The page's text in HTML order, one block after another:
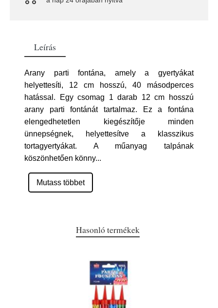
Leírás
Arany parti fontána, amely a gyertyákat
helyettesíti, 12 cm hosszú, 40 másodperces
hatással. Egy csomag 1 darab 12 cm hosszú
arany parti fontánát tartalmaz. Ez a fontána
elengedhetetlen kiegészítője minden
ünnepségnek, helyettesítve a klasszikus
tortagyertyákat. A műanyag talpának
köszönhetően könny...
Mutass többet
Hasonló termékek